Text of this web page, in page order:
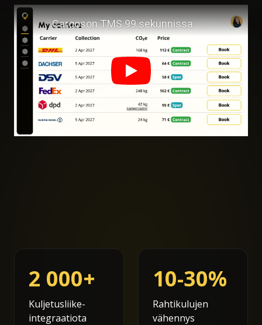
2 000+
Kuljetusliike-
integraatiota
10-30%
Rahtikulujen
vähennys